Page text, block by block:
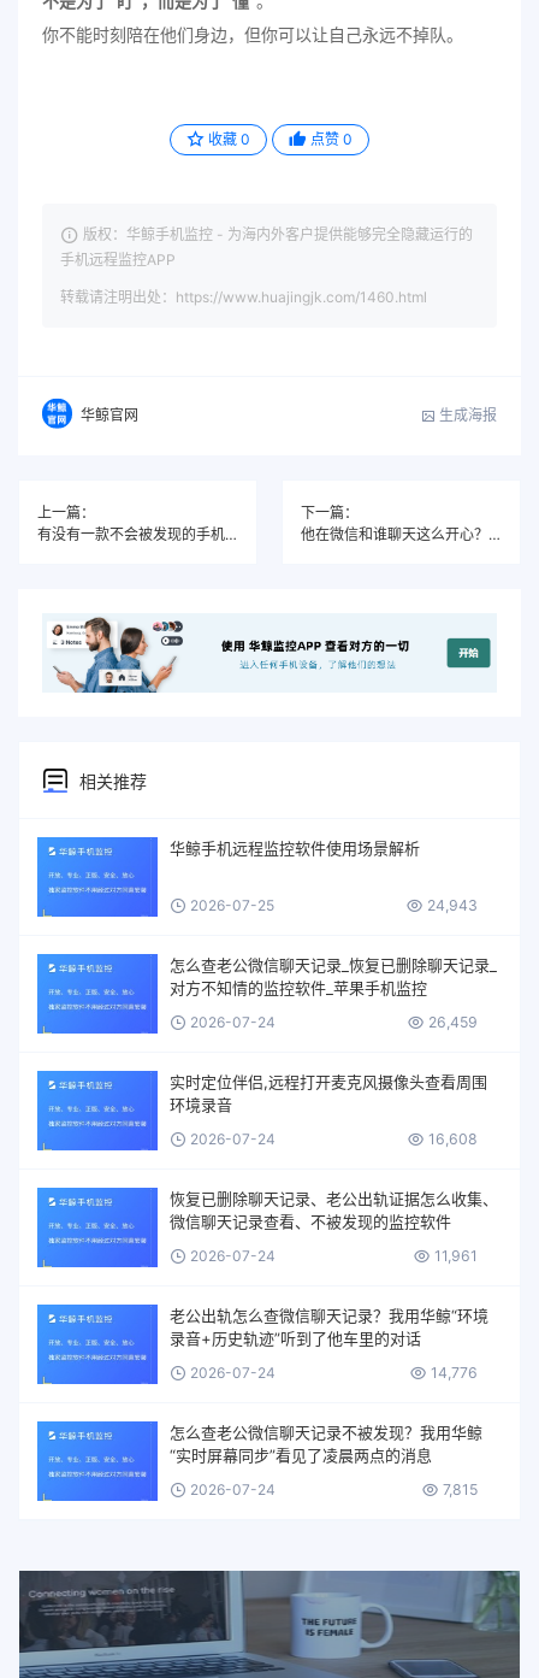
你不能时刻陪在他们身边，但你可以让自己永远不掉队。
收藏 0 点赞 0
版权：华鲸手机监控 - 为海内外客户提供能够完全隐藏运行的
手机远程监控APP
转载请注明出处：https://www.huajingjk.com/1460.html
华鲸官网 生成海报
上一篇：
有没有一款不会被发现的手机远程监控软件？
下一篇：
他在微信和谁聊天这么开心？这款手机远程监控软件直接看穿！
相关推荐
华鲸手机远程监控软件使用场景解析
2026-07-25 24,943
怎么查老公微信聊天记录_恢复已删除聊天记录_
对方不知情的监控软件_苹果手机监控
2026-07-24 26,459
实时定位伴侣,远程打开麦克风摄像头查看周围
环境录音
2026-07-24 16,608
恢复已删除聊天记录、老公出轨证据怎么收集、
微信聊天记录查看、不被发现的监控软件
2026-07-24 11,961
老公出轨怎么查微信聊天记录？我用华鲸“环境
录音+历史轨迹”听到了他车里的对话
2026-07-24 14,776
怎么查老公微信聊天记录不被发现？我用华鲸
“实时屏幕同步”看见了凌晨两点的消息
2026-07-24 7,815